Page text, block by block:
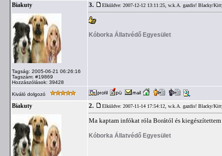
Biakuty
Tagság: 2005-06-21 06:26:16
Tagszám: #19869
Hozzászólások: 39428
3. Elküldve: 2007-12-12 13:11:25, w.k.A. gazdis! Blacky/
Kóborka Állatvédő Egyesület
Kiváló dolgozó
Biakuty 2. Elküldve: 2007-11-14 17:54:12, w.k.A. gazdis! Blacky/
Ma kaptam infókat róla Borától és kiegészítettem
Kóborka Állatvédő Egyesület